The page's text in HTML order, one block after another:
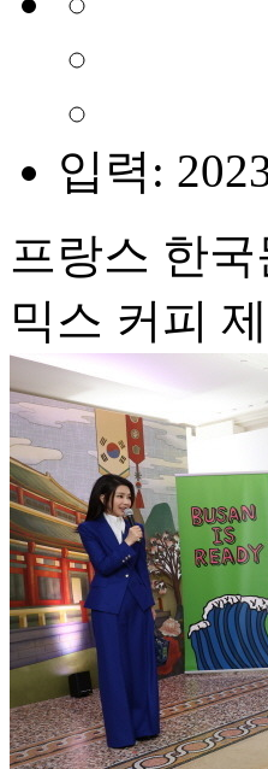
입력:
프랑스 한
믹스 커피